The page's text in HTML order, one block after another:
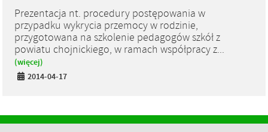
Prezentacja nt. procedury postępowania w
przypadku wykrycia przemocy w rodzinie,
przygotowana na szkolenie pedagogów szkół z
powiatu chojnickiego, w ramach współpracy z...
(więcej)
2014-04-17